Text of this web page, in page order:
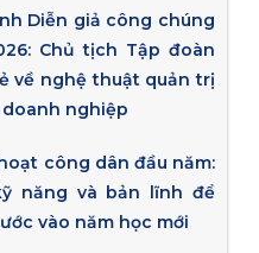
Diễn giả công chúng
Chủ tịch Tập đoàn
về nghệ thuật quản trị
nghiệp
công dân đầu năm:
năng và bản lĩnh để
vào năm học mới